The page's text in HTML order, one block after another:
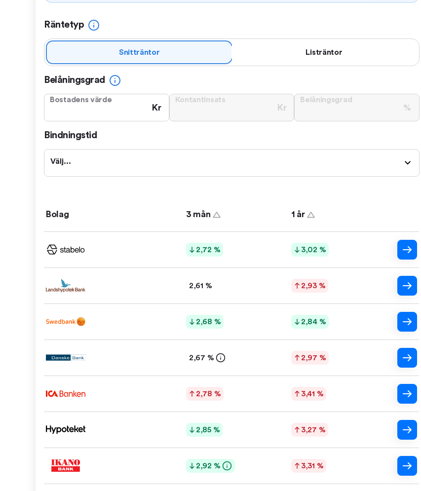
Räntetyp
Snitträntor Listräntor
Belåningsgrad
Bostadens värde
Kr
Kontantinsats
Kr
Belåningsgrad
%
Bindningstid
Välj...
Bolag 3 mån 1 år
2,72 % 3,02 %
2,61 % 2,93 %
2,68 % 2,84 %
2,67 % 2,97 %
2,78 % 3,41 %
2,85 % 3,27 %
2,92 % 3,31 %